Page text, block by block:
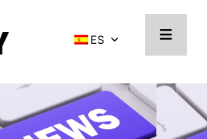
ES